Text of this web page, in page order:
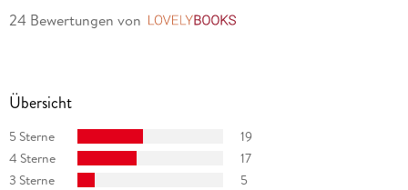
24 Bewertungen von
Übersicht
5 Sterne
19
4 Sterne
17
3 Sterne
5